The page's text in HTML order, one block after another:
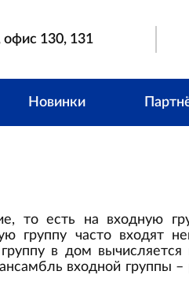
офис 130, 131
Новинки
то есть на входную
группу часто входят
в дом
входной группы